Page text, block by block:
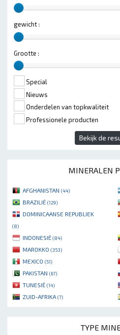
gewicht :
Grootte :
Special
Nieuws
Onderdelen van topkwaliteit
Professionele producten
Bekijk de
MINERALEN
AFGHANISTAN (44)
BRAZILIË (129)
DOMINICAANSE REPUBLIEK
(8)
INDONESIË (84)
MAROKKO (353)
MEXICO (51)
PAKISTAN (67)
TUNESIË (14)
ZUID-AFRIKA (7)
TYPE